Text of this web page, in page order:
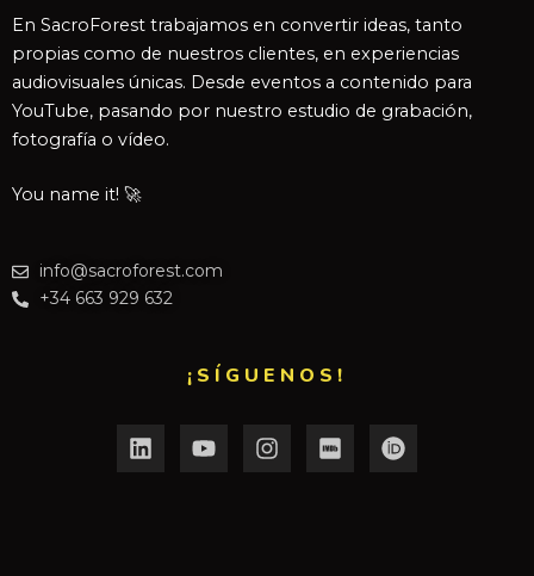
En SacroForest trabajamos en convertir ideas, tanto
propias como de nuestros clientes, en experiencias
audiovisuales únicas. Desde eventos a contenido para
YouTube, pasando por nuestro estudio de grabación,
fotografía o vídeo.
You name it! 🚀
info@sacroforest.com
+34 663 929 632
¡SÍGUENOS!